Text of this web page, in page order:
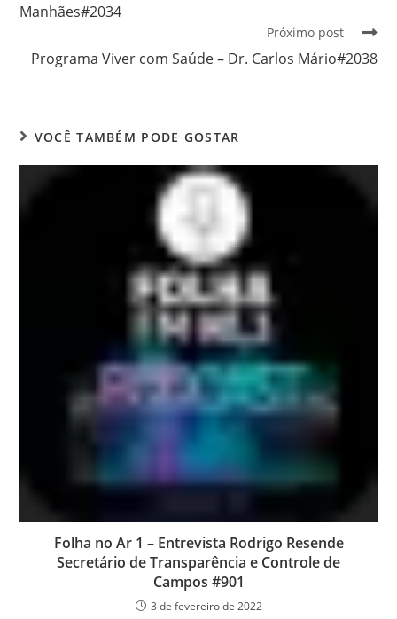
Manhães#2034
Próximo post
Programa Viver com Saúde – Dr. Carlos Mário#2038
VOCÊ TAMBÉM PODE GOSTAR
Folha no Ar 1 – Entrevista Rodrigo Resende
Secretário de Transparência e Controle de
Campos #901
3 de fevereiro de 2022